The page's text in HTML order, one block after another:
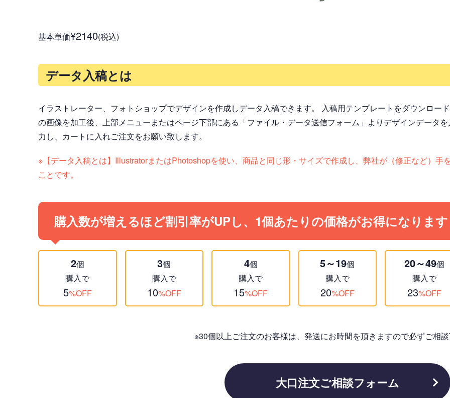
基本単価¥2140(税込)
データ入稿とは
イラストレーター、フォトショップでデザインを作成しデータ入稿できます。 入稿用テンプレートをダウンロー
の画像を加工後、上部メニューまたはページ下部にある「ファイル・データ送信フォーム」よりデザインデータ
力し、カートに入れご注文をお願い致します。
※【データ入稿とは】IllustratorまたはPhotoshopを使い、商品と同じ形・サイズで作成し、弊社が（修正など）
ことです。
購入数が増えるほど割引率がUPし、1個あたりの価格がお得になりま
2個
購入で
5%OFF
3個
購入で
10%OFF
4個
購入で
15%OFF
5～19個
購入で
20%OFF
20～49個
購入で
23%OFF
※30個以上ご注文のお客様は、発送にお時間を頂きますので必ずご相
大口注文ご相談フォーム